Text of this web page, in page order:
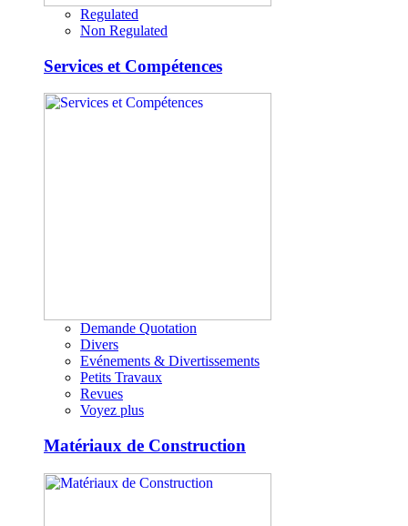
Regulated
Non Regulated
Services et Compétences
Demande Quotation
Divers
Evénements & Divertissements
Petits Travaux
Revues
Voyez plus
Matériaux de Construction